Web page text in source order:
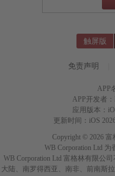
触屏版
免责声明
APP
APP开发者：
应用版本：
更新时间：iOS
Copyright © 2026
WB Corporation Ltd
WB Corporation Ltd 富格林有限公
大陆、南罗得西亚、南非、前南斯